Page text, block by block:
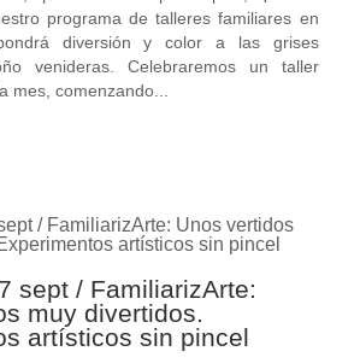
programa de talleres familiares en
diversión y color a las grises
venideras. Celebraremos un taller
mes, comenzando...
sept / FamiliarizArte:
muy divertidos.
artísticos sin pincel